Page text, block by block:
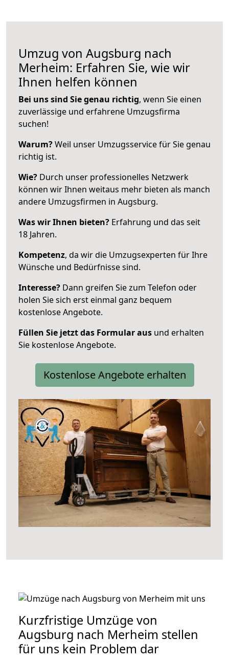
Umzug von Augsburg nach
Merheim: Erfahren Sie, wie wir
Ihnen helfen können
Bei uns sind Sie genau richtig, wenn Sie einen
zuverlässige und erfahrene Umzugsfirma
suchen!
Warum?Weil unser Umzugsservice für Sie genau
richtig ist.
Wie? Durch unser professionelles Netzwerk
können wir Ihnen weitaus mehr bieten als manch
andere Umzugsfirmen in Augsburg.
Was wir Ihnen bieten? Erfahrung und das seit
18 Jahren.
Kompetenz, da wir die Umzugsexperten für Ihre
Wünsche und Bedürfnisse sind.
Interesse? Dann greifen Sie zum Telefon oder
holen Sie sich erst einmal ganz bequem
kostenlose Angebote.
Füllen Sie jetzt das Formular aus und erhalten
Sie kostenlose Angebote.
Kostenlose Angebote erhalten
Kurzfristige Umzüge von
Augsburg nach Merheim stellen
für uns kein Problem dar